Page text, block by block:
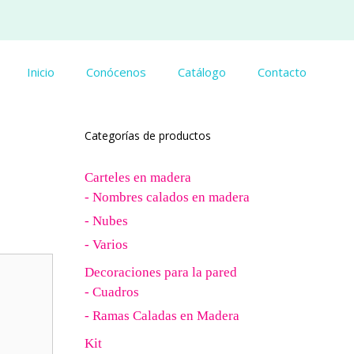
Inicio Conócenos Catálogo Contacto
Categorías de productos
Carteles en madera
- Nombres calados en madera
- Nubes
- Varios
Decoraciones para la pared
- Cuadros
- Ramas Caladas en Madera
Kit